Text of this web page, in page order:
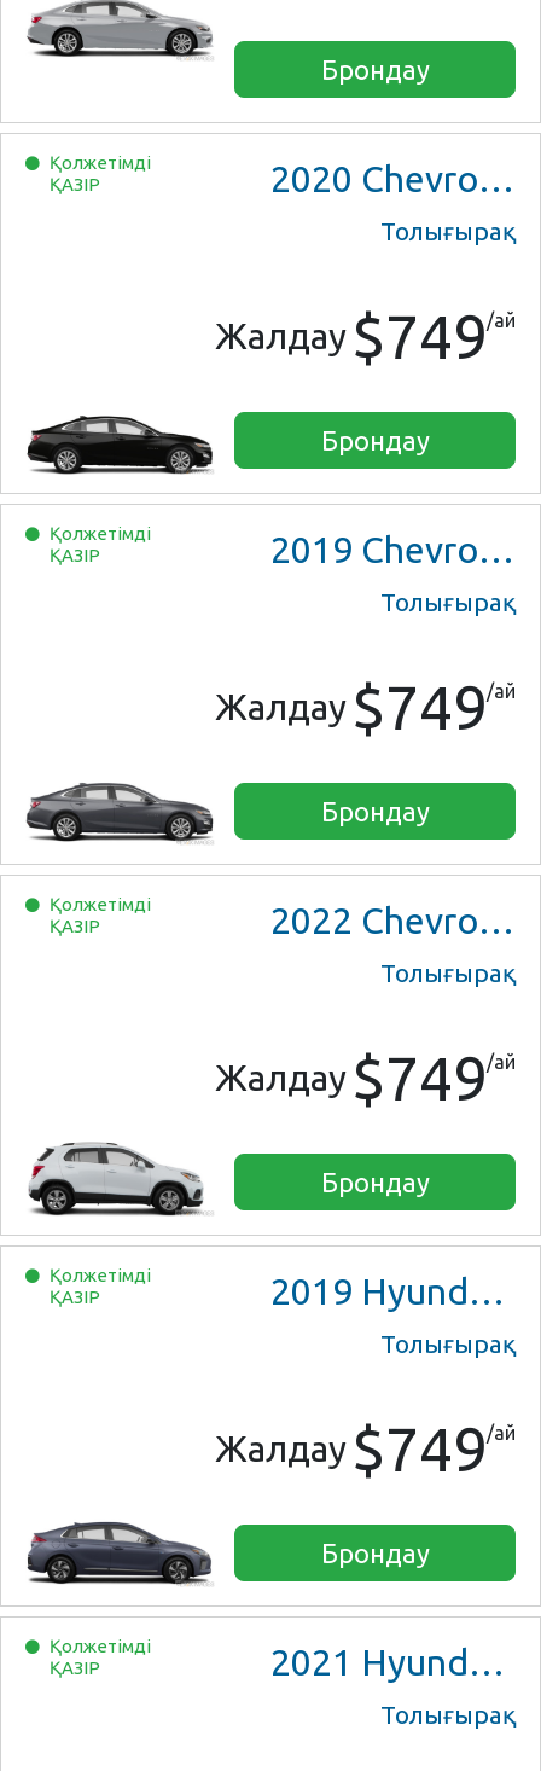
Брондау
Қолжетімді
ҚАЗІР
2020 Chevrolet Malibu
Толығырақ
Жалдау $749/ай
Брондау
Қолжетімді
ҚАЗІР
2019 Chevrolet Malibu
Толығырақ
Жалдау $749/ай
Брондау
Қолжетімді
ҚАЗІР
2022 Chevrolet Trax LS
Толығырақ
Жалдау $749/ай
Брондау
Қолжетімді
ҚАЗІР
2019 Hyundai Ioniq Blue
Толығырақ
Жалдау $749/ай
Брондау
Қолжетімді
ҚАЗІР
2021 Hyundai Ioniq Hybrid
Толығырақ